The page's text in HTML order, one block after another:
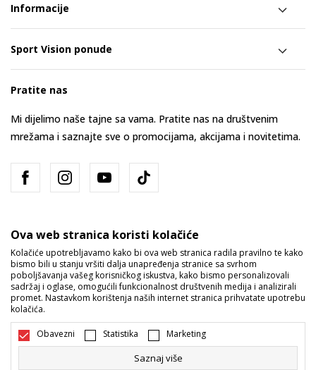
Informacije
Sport Vision ponude
Pratite nas
Mi dijelimo naše tajne sa vama. Pratite nas na društvenim
mrežama i saznajte sve o promocijama, akcijama i novitetima.
Bosna i Hercegovina Promijenite
Ova web stranica koristi kolačiće
Kolačiće upotrebljavamo kako bi ova web stranica radila pravilno te kako
bismo bili u stanju vršiti dalja unapređenja stranice sa svrhom
poboljšavanja vašeg korisničkog iskustva, kako bismo personalizovali
sadržaj i oglase, omogućili funkcionalnost društvenih medija i analizirali
promet. Nastavkom korištenja naših internet stranica prihvatate upotrebu
kolačića.
Obavezni Statistika Marketing
Saznaj više